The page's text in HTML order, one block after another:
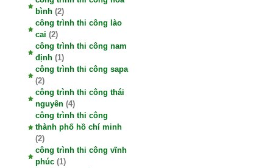
bình (2)
công trình thi công lào
cai (2)
công trình thi công nam
định (1)
công trình thi công sapa
(2)
công trình thi công thái
nguyên (4)
công trình thi công
thành phố hồ chí minh
(2)
công trình thi công vĩnh
phúc (1)